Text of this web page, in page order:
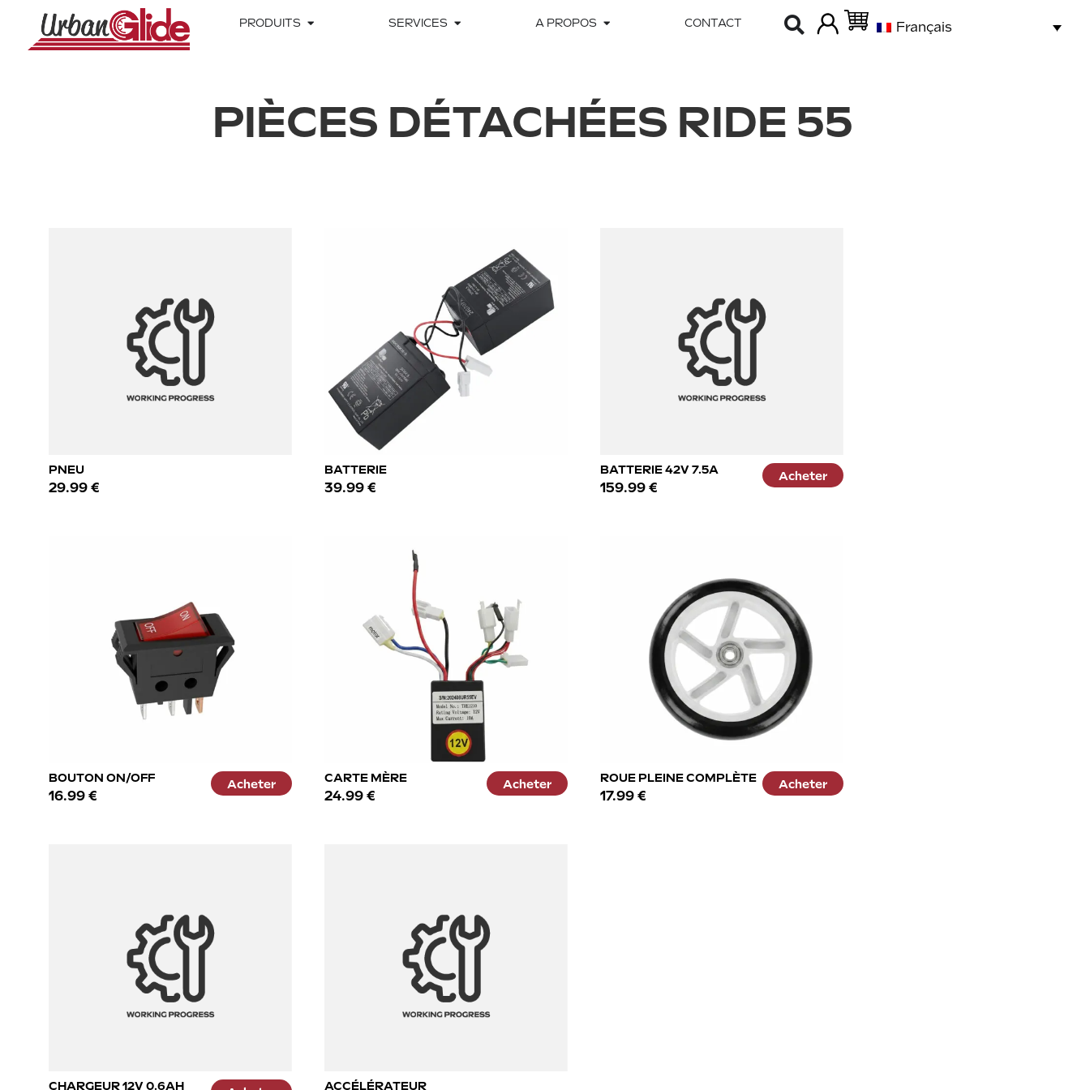
PRODUITS SERVICES A PROPOS CONTACT Français
PIÈCES DÉTACHÉES RIDE 55
PNEU
29.99 €
BATTERIE
39.99 €
BATTERIE 42V 7.5A
159.99 €
Acheter
BOUTON ON/OFF
16.99 €
Acheter CARTE MÈRE
24.99 €
Acheter ROUE PLEINE COMPLÈTE
17.99 €
Acheter
CHARGEUR 12V 0.6AH ACCÉLÉRATEUR